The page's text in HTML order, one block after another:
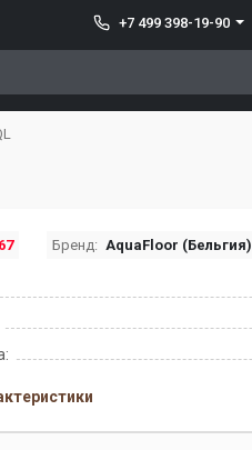
+7 499 398-19-90
Бренд: AquaFloor (Бельгия)